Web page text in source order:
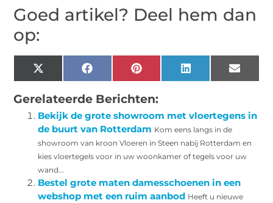
Goed artikel? Deel hem dan
op:
X
(Twitter)
Facebook Pinterest LinkedIn Email
Gerelateerde Berichten:
Bekijk de grote showroom met vloertegens in
de buurt van Rotterdam Kom eens langs in de
showroom van kroon Vloeren in Steen nabij Rotterdam en
kies vloertegels voor in uw woonkamer of tegels voor uw
wand...
Bestel grote maten damesschoenen in een
webshop met een ruim aanbod Heeft u nieuwe